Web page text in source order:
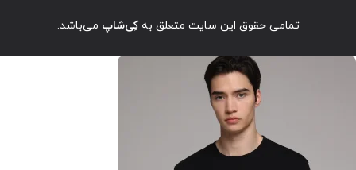
تمامی حقوق این سایت متعلق بهکِی‌شاپ می‌باشد.